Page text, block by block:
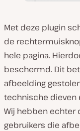
Met deze plugin
de
hele pagina.
beschermd. Dit
afbeelding
technische dieven
Wij hebben echter
gebruikers die